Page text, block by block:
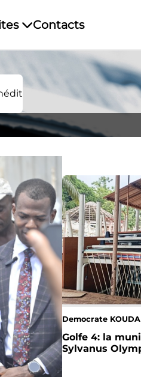
Contacts
Democrate
Golfe 4: la
Sylvanus